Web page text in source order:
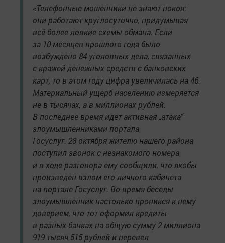
«Телефонные мошенники не знают покоя:
они работают круглосуточно, придумывая
всё более ловкие схемы обмана. Если
за 10 месяцев прошлого года было
возбуждено 84 уголовных дела, связанных
с кражей денежных средств с банковских
карт, то в этом году цифра увеличилась на 46.
Материальный ущерб населению измеряется
не в тысячах, а в миллионах рублей.
В последнее время идет активная „атака“
злоумышленниками портала
Госуслуг. 28 октября жителю нашего района
поступил звонок с незнакомого номера
и в ходе разговора ему сообщили, что якобы
произведен взлом его личного кабинета
на портале Госуслуг. Во время беседы
злоумышленник настолько проникся к нему
доверием, что тот оформил кредиты
в разных банках на общую сумму 2 миллиона
919 тысяч 515 рублей и перевел